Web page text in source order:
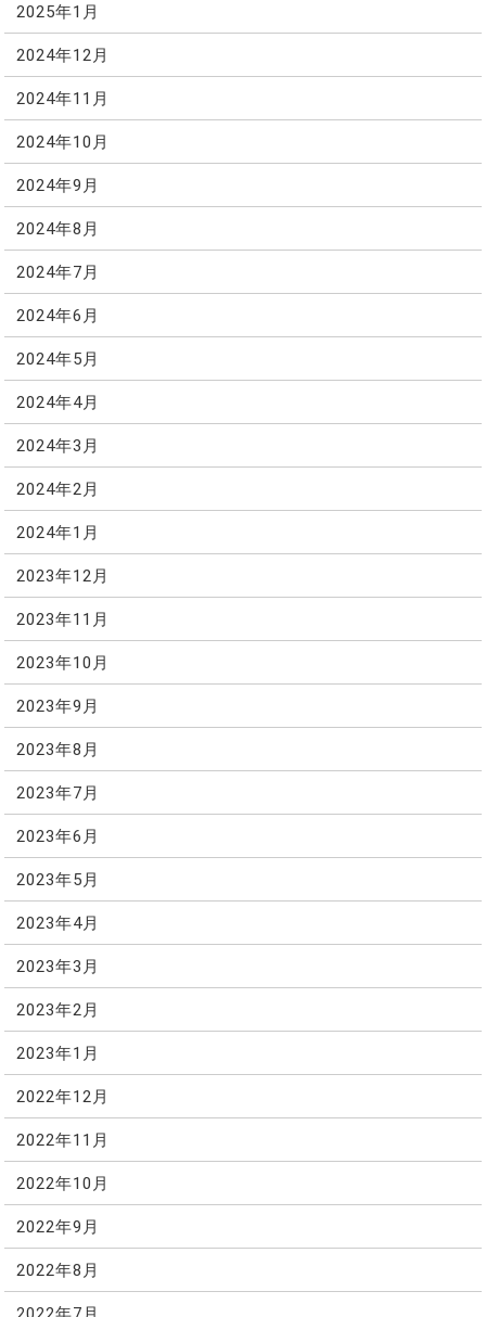
2025年1月
2024年12月
2024年11月
2024年10月
2024年9月
2024年8月
2024年7月
2024年6月
2024年5月
2024年4月
2024年3月
2024年2月
2024年1月
2023年12月
2023年11月
2023年10月
2023年9月
2023年8月
2023年7月
2023年6月
2023年5月
2023年4月
2023年3月
2023年2月
2023年1月
2022年12月
2022年11月
2022年10月
2022年9月
2022年8月